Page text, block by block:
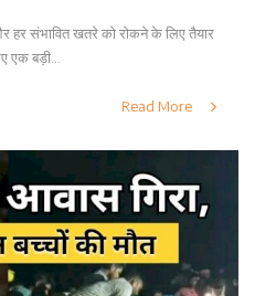
हर संभावित खतरे को रोकने के लिए तैयार
एक बड़ी...
Read More